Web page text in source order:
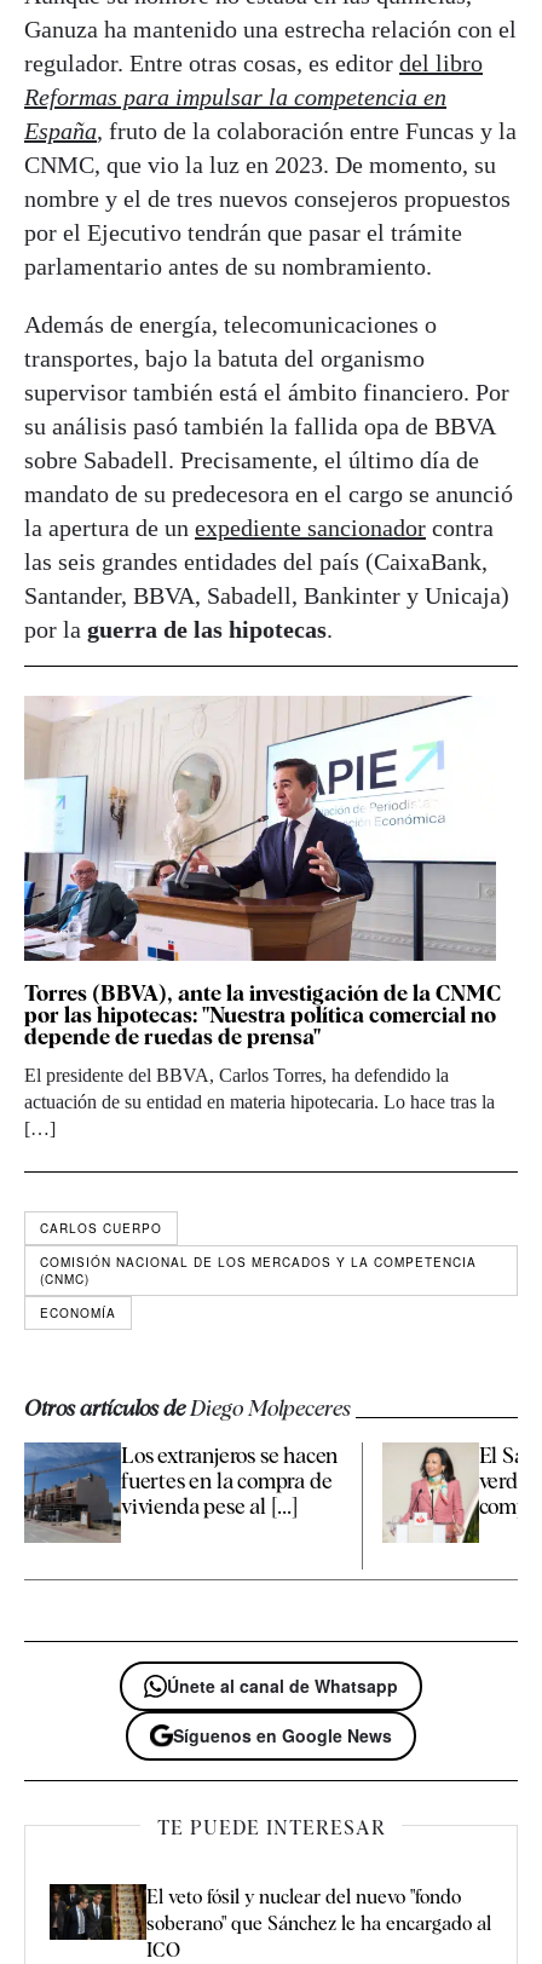
Ganuza ha mantenido una estrecha relación con el
regulador. Entre otras cosas, es editor del libro
Reformas para impulsar la competencia en
España, fruto de la colaboración entre Funcas y la
CNMC, que vio la luz en 2023. De momento, su
nombre y el de tres nuevos consejeros propuestos
por el Ejecutivo tendrán que pasar el trámite
parlamentario antes de su nombramiento.
Además de energía, telecomunicaciones o
transportes, bajo la batuta del organismo
supervisor también está el ámbito financiero. Por
su análisis pasó también la fallida opa de BBVA
sobre Sabadell. Precisamente, el último día de
mandato de su predecesora en el cargo se anunció
la apertura de un expediente sancionador contra
las seis grandes entidades del país (CaixaBank,
Santander, BBVA, Sabadell, Bankinter y Unicaja)
por la guerra de las hipotecas.
Torres (BBVA), ante la investigación de la CNMC
por las hipotecas: "Nuestra política comercial no
depende de ruedas de prensa"
El presidente del BBVA, Carlos Torres, ha defendido la
actuación de su entidad en materia hipotecaria. Lo hace tras la
[…]
CARLOS CUERPO
COMISIÓN NACIONAL DE LOS MERCADOS Y LA COMPETENCIA
(CNMC)
ECONOMÍA
Otros artículos deDiego Molpeceres
Los extranjeros se hacen
fuertes en la compra de
vivienda pese al [...]
El
verde
Únete al canal de Whatsapp
Síguenos en Google News
TE PUEDE INTERESAR
El veto fósil y nuclear del nuevo "fondo
soberano" que Sánchez le ha encargado al
ICO